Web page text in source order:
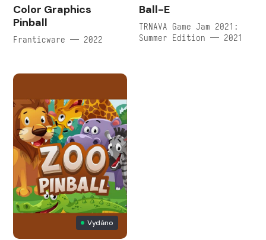
Color Graphics
Pinball
Franticware — 2022
Ball-E
TRNAVA Game Jam 2021:
Summer Edition — 2021
Vydáno